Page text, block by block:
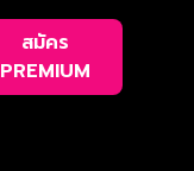
สมัคร
PREMIUM